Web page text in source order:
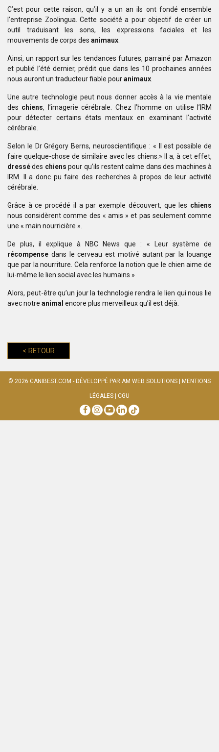
C’est pour cette raison, qu’il y a un an ils ont fondé ensemble
l’entreprise Zoolingua. Cette société a pour objectif de créer un
outil traduisant les sons, les expressions faciales et les
mouvements de corps des animaux
Ainsi, un rapport sur les tendances futures, parrainé par Amazon
et publié l’été dernier, prédit que dans les 10 prochaines années
nous auront un traducteur fiable pouranimaux
Une autre technologie peut nous donner accès à la vie mentale
des chiens, l’imagerie cérébrale. Chez l’homme on utilise l’IRM
pour détecter certains états mentaux en examinant l’activité
cérébrale.
Selon le Dr Grégory Berns, neuroscientifique : « Il est possible de
faire quelque-chose de similaire avec les chiens.» Il a, à cet effet,
dressédes chienspour qu’ils restent calme dans des machines à
IRM. Il a donc pu faire des recherches à propos de leur activité
cérébrale.
Grâce à ce procédé il a par exemple découvert, que les chiens
nous considèrent comme des « amis » et pas seulement comme
une « main nourricière ».
De plus, il explique à NBC News que : « Leur système de
récompense dans le cerveau est motivé autant par la louange
que par la nourriture. Cela renforce la notion que le chien aime de
lui-même le lien social avec les humains »
Alors, peut-être qu’un jour la technologie rendra le lien qui nous lie
avec notre animal encore plus merveilleux qu’il est déjà.
< RETOUR
© 2026 CANIBEST.COM - DÉVELOPPÉ PAR AM WEB SOLUTIONS MENTIONS
LÉGALES CGU